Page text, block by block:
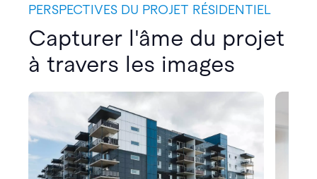
PERSPECTIVES DU PROJET RÉSIDENTIEL
Capturer l'âme du projet
à travers les images